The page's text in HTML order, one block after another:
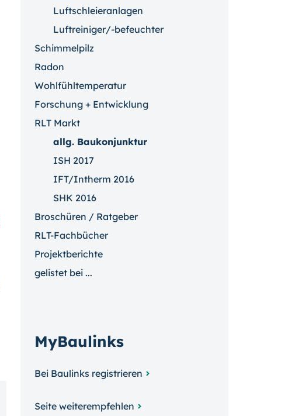
Luftschleieranlagen
Luftreiniger/-befeuchter
Schimmelpilz
Radon
Wohlfühltemperatur
Forschung + Entwicklung
RLT Markt
allg. Baukonjunktur
ISH 2017
IFT/Intherm 2016
SHK 2016
Broschüren / Ratgeber
RLT-Fachbücher
Projektberichte
gelistet bei ...
MyBaulinks
Bei Baulinks registrieren
Seite weiterempfehlen